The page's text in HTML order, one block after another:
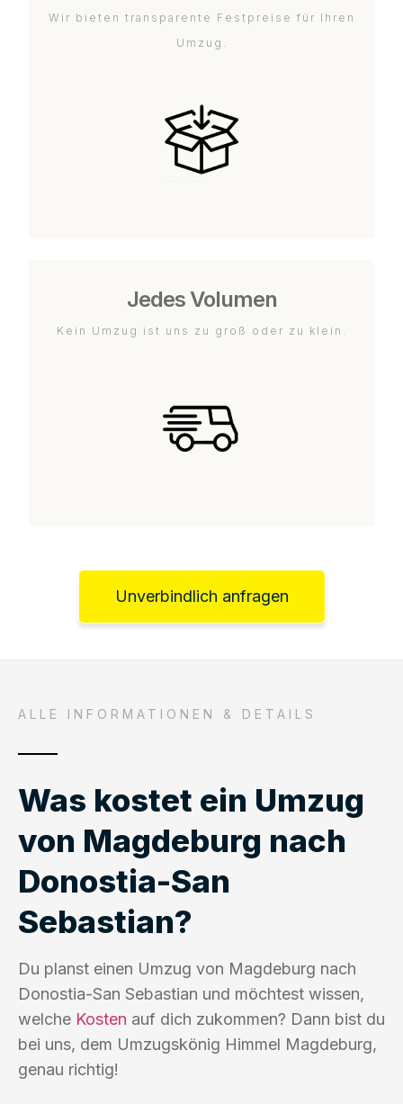
Wir bieten transparente Festpreise für Ihren
Umzug.
Jedes Volumen
Kein Umzug ist uns zu groß oder zu klein.
Unverbindlich anfragen
ALLE INFORMATIONEN & DETAILS
Was kostet ein Umzug
von Magdeburg nach
Donostia-San
Sebastian?
Du planst einen Umzug von Magdeburg nach
Donostia-San Sebastian und möchtest wissen,
welche Kosten auf dich zukommen? Dann bist du
bei uns, dem Umzugskönig Himmel Magdeburg,
genau richtig!